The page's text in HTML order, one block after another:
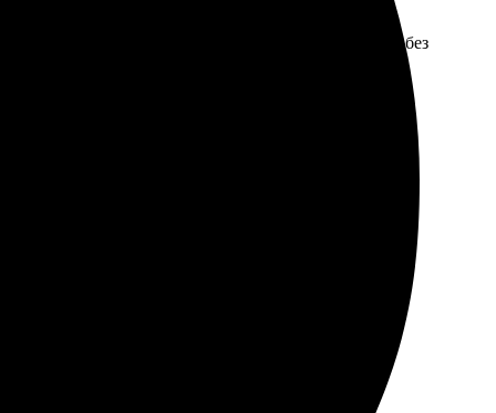
сайт, легко оформлять заказ. Доставка пришла без
работать с профессионалами.
все детали учли. Рекомендую всем!